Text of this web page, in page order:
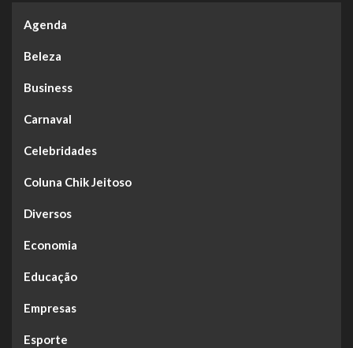
Agenda
Beleza
Business
Carnaval
Celebridades
Coluna Chik Jeitoso
Diversos
Economia
Educação
Empresas
Esporte